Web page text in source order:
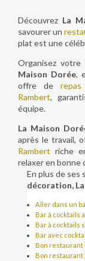
Découvrez La
savourer un
plat est une
Organisez votre
Maison Dorée,
offre de
Rambert,
équipe.
La Maison
après le travail,
Rambert riche
relaxer en bonne
En plus de ses
décoration,
Aller dans un
Bar à cocktails
Bar à cocktails
Bar avec
Bon restaurant
Bon restaurant